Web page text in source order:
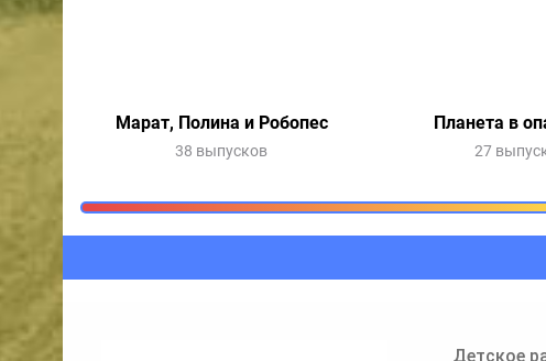
Очередь
Марат, Полина и Робопес
38 выпусков
Планета в
27
Детское